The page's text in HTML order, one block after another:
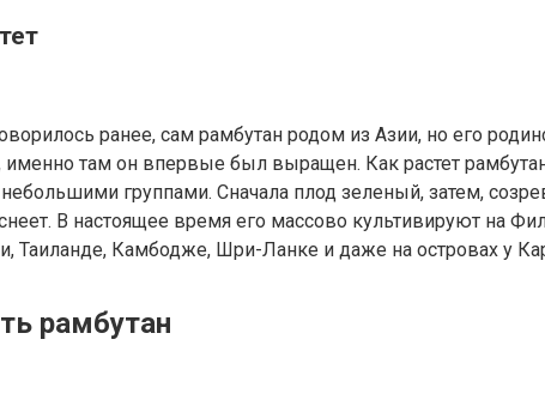
ранее, сам рамбутан родом из Азии, но его
именно там он впервые был выращен. Как растет
группами. Сначала плод зеленый, затем,
В настоящее время его массово культивируют на
Таиланде, Камбодже, Шри-Ланке и даже на островах у
рамбутан